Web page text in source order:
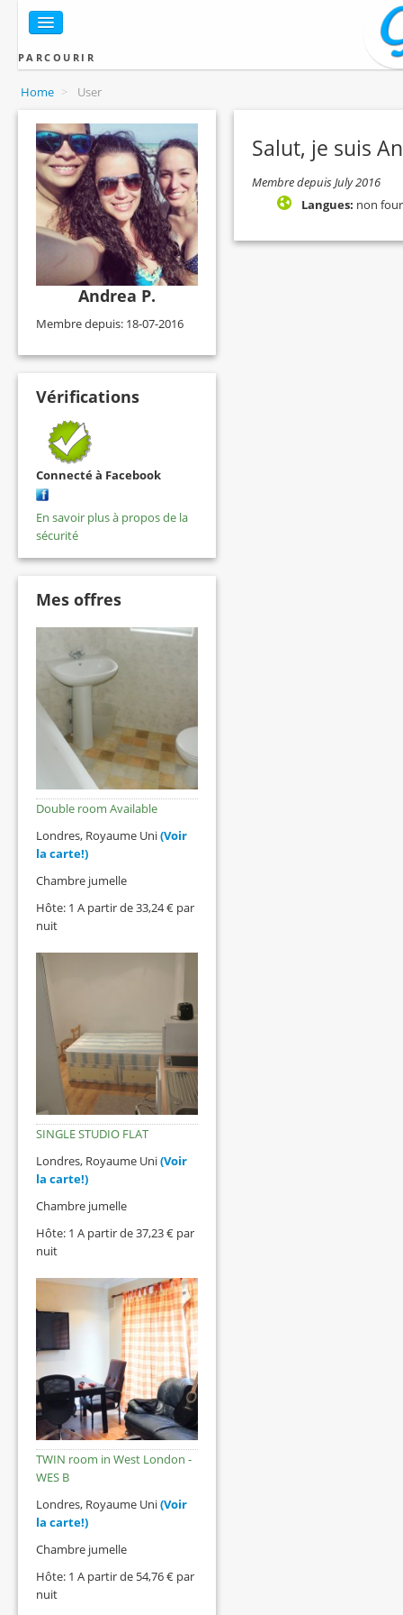
PARCOURIR
Home > User
Andrea P.
Membre depuis: 18-07-2016
Vérifications
Connecté à Facebook
En savoir plus à propos de la
sécurité
Mes offres
Double room Available
Londres, Royaume Uni(Voir
la carte!)
Chambre jumelle
Hôte: 1 A partir de 33,24 € par
nuit
SINGLE STUDIO FLAT
Londres, Royaume Uni(Voir
la carte!)
Chambre jumelle
Hôte: 1 A partir de 37,23 € par
nuit
TWIN room in West London -
WES B
Londres, Royaume Uni(Voir
la carte!)
Chambre jumelle
Hôte: 1 A partir de 54,76 € par
nuit
Salut, je suis
Membre depuis July 2016
Langues: non